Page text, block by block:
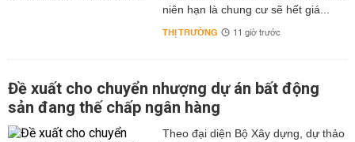
niên hạn là chung cư sẽ hết giá...
THỊ TRƯỜNG 11 giờ trước
Đề xuất cho chuyển nhượng dự án bất động
sản đang thế chấp ngân hàng
Theo đại diện Bộ Xây dựng, dự thảo